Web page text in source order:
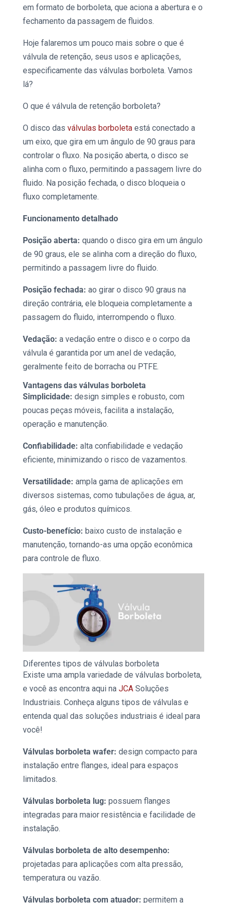
em formato de borboleta, que aciona a abertura e o
fechamento da passagem de fluidos.
Hoje falaremos um pouco mais sobre o que é
válvula de retenção, seus usos e aplicações,
especificamente das válvulas borboleta. Vamos
lá?
O que é válvula de retenção borboleta?
O disco das válvulas borboletaestá conectado a
um eixo, que gira em um ângulo de 90 graus para
controlar o fluxo. Na posição aberta, o disco se
alinha com o fluxo, permitindo a passagem livre do
fluido. Na posição fechada, o disco bloqueia o
fluxo completamente.
Funcionamento detalhado
Posição aberta: quando o disco gira em um ângulo
de 90 graus, ele se alinha com a direção do fluxo,
permitindo a passagem livre do fluido.
Posição fechada: ao girar o disco 90 graus na
direção contrária, ele bloqueia completamente a
passagem do fluido, interrompendo o fluxo.
Vedação: a vedação entre o disco e o corpo da
válvula é garantida por um anel de vedação,
geralmente feito de borracha ou PTFE.
Vantagens das válvulas borboleta
Simplicidade: design simples e robusto, com
poucas peças móveis, facilita a instalação,
operação e manutenção.
Confiabilidade: alta confiabilidade e vedação
eficiente, minimizando o risco de vazamentos.
Versatilidade: ampla gama de aplicações em
diversos sistemas, como tubulações de água, ar,
gás, óleo e produtos químicos.
Custo-benefício: baixo custo de instalação e
manutenção, tornando-as uma opção econômica
para controle de fluxo.
Diferentes tipos de válvulas borboleta
Existe uma ampla variedade de válvulas borboleta,
e você as encontra aqui na JCA Soluções
Industriais. Conheça alguns tipos de válvulas e
entenda qual das soluções industriais é ideal para
você!
Válvulas borboleta wafer: design compacto para
instalação entre flanges, ideal para espaços
limitados.
Válvulas borboleta lug: possuem flanges
integradas para maior resistência e facilidade de
instalação.
Válvulas borboleta de alto desempenho:
projetadas para aplicações com alta pressão,
temperatura ou vazão.
Válvulas borboleta com atuador: permitem a